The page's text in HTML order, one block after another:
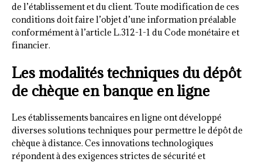
de l’établissement et du client. Toute modification de ces
conditions doit faire l’objet d’une information préalable
conformément à l’article L.312-1-1 du Code monétaire et
financier.
Les modalités techniques du dépôt
de chèque en banque en ligne
Les établissements bancaires en ligne ont développé
diverses solutions techniques pour permettre le dépôt de
chèque à distance. Ces innovations technologiques
répondent à des exigences strictes de sécurité et